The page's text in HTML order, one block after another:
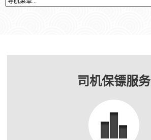
司机保镖服务